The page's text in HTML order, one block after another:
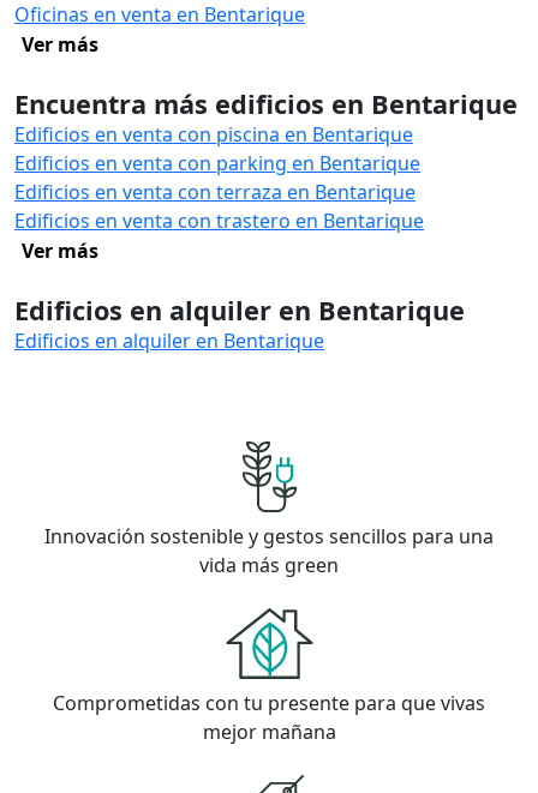
Oficinas en venta en Bentarique
Ver más
Encuentra más edificios en Bentarique
Edificios en venta con piscina en Bentarique
Edificios en venta con parking en Bentarique
Edificios en venta con terraza en Bentarique
Edificios en venta con trastero en Bentarique
Ver más
Edificios en alquiler en Bentarique
Edificios en alquiler en Bentarique
Innovación sostenible y gestos sencillos para una
vida más green
Comprometidas con tu presente para que vivas
mejor mañana